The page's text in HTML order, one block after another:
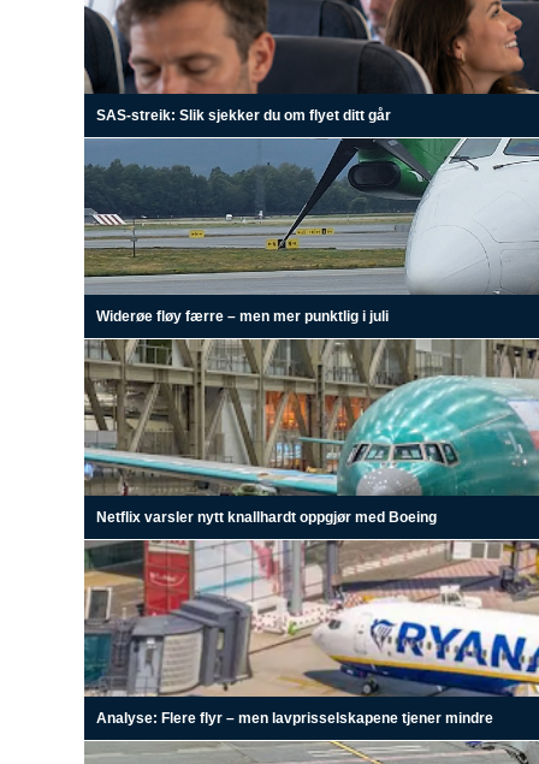
SAS-streik: Slik sjekker du om flyet ditt går
Widerøe fløy færre – men mer punktlig i juli
Netflix varsler nytt knallhardt oppgjør med Boeing
Analyse: Flere flyr – men lavprisselskapene tjener mindre